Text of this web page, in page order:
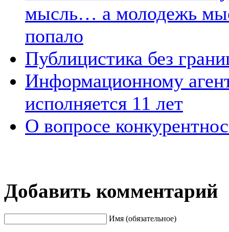
мысль… а молодежь
попало
Публицистика без
Информационному
исполняется 11 лет
О вопросе
Добавить комментарий
Имя (обязательное)